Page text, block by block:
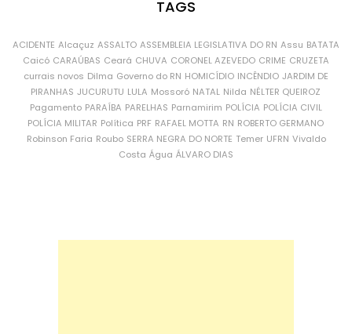
TAGS
ACIDENTE Alcaçuz ASSALTO ASSEMBLEIA LEGISLATIVA DO RN Assu BATATA
Caicó CARAÚBAS Ceará CHUVA CORONEL AZEVEDO CRIME CRUZETA
currais novos Dilma Governo do RN HOMICÍDIO INCÊNDIO JARDIM DE
PIRANHAS JUCURUTU LULA Mossoró NATAL Nilda NÉLTER QUEIROZ
Pagamento PARAÍBA PARELHAS Parnamirim POLÍCIA POLÍCIA CIVIL
POLÍCIA MILITAR Política PRF RAFAEL MOTTA RN ROBERTO GERMANO
Robinson Faria Roubo SERRA NEGRA DO NORTE Temer UFRN Vivaldo
Costa Água ÁLVARO DIAS